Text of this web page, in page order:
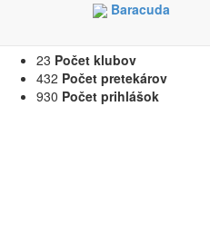
Baracuda
Časový
23 Počet klubov
432 Počet pretekárov
930 Počet prihlášok